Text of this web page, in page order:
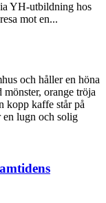
YH-utbildning hos
mot en...